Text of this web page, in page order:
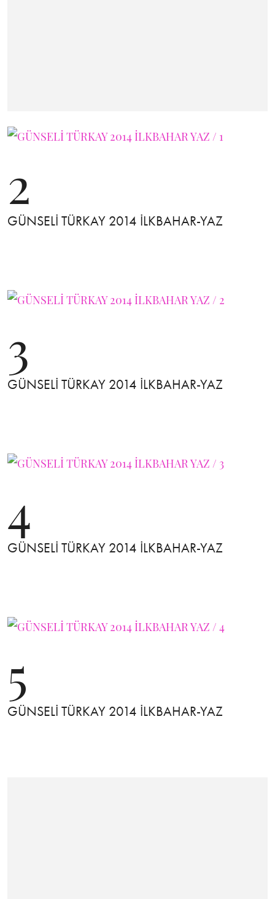
2
GÜNSELİ TÜRKAY 2014 İLKBAHAR-YAZ
3
GÜNSELİ TÜRKAY 2014 İLKBAHAR-YAZ
4
GÜNSELİ TÜRKAY 2014 İLKBAHAR-YAZ
5
GÜNSELİ TÜRKAY 2014 İLKBAHAR-YAZ